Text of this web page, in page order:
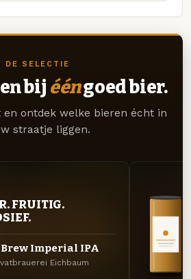
DE SELECTIE
bij ééngoed bier.
en ontdek welke bieren écht in
straatje liggen.
FRUITIG.
Brew Imperial IPA
Eichbaum